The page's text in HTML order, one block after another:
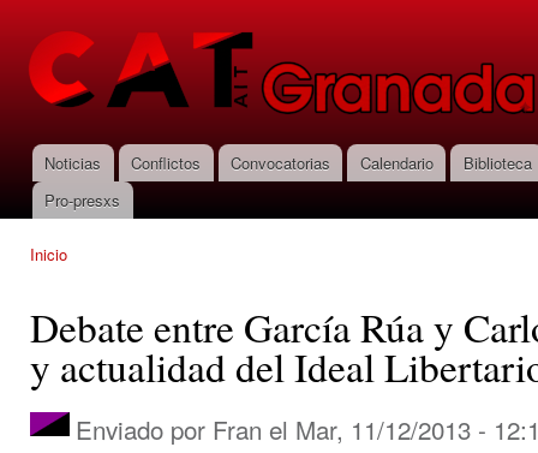
CNT-AIT
Granada
Menú principal
Noticias Conflictos Convocatorias Calendario
Biblioteca
Pro-presxs
Inicio
Debate entre García Rúa y
y actualidad del Ideal
Enviado por Fran el Mar, 11/12/2013 -